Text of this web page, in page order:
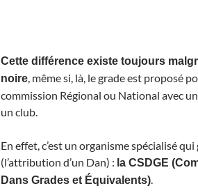
Cette différence existe toujours
noire, même si, là, le grade est proposé
commission Régional ou National avec
un club.
En effet, c’est un organisme spécialisé
(l’attribution d’un Dan) : la CSDGE
Dans Grades et Équivalents).